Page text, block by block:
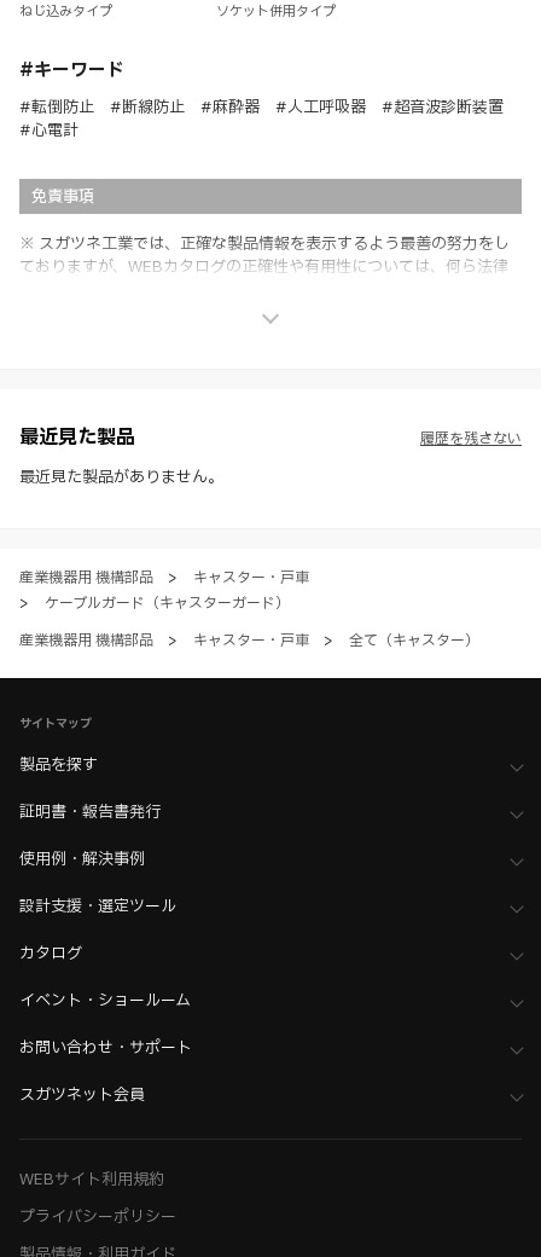
ねじ込みタイプ ソケット併用タイプ
#キーワード
#転倒防止 #断線防止 #麻酔器 #人工呼吸器 #超音波診断装置
#心電計
免責事項
※ スガツネ工業では、正確な製品情報を表示するよう最善の努力をし
ておりますが、WEBカタログの正確性や有用性については、何ら法律
社製品の使用ご検討、又は販売促進目的の利用に限ります。
※ 本WEBサイト製品情報のご利用にあたっては、WEBサイト利用規
約、プライバシーポリシー、製品情報ガイドをご確認いただき、内容の
最近見た製品
最近見た製品がありません。
履歴を残さない
産業機器用 機構部品 >
キャスター・戸車
>
ケーブルガード（キャスターガード）
産業機器用 機構部品
> キャスター・戸車 > 全て（キャスター）
サイトマップ
製品を探す
証明書・報告書発行
使用例・解決事例
設計支援・選定ツール
カタログ
イベント・ショールーム
お問い合わせ・サポート
スガツネット会員
WEBサイト利用規約
プライバシーポリシー